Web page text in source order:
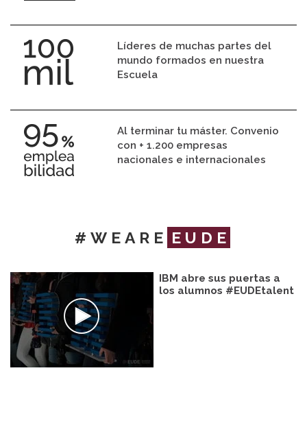
Líderes de muchas partes del
mundo formados en nuestra
Escuela
Al terminar tu máster. Convenio
con + 1.200 empresas
nacionales e internacionales
#WEARE EUDE
IBM abre sus puertas a
los alumnos #EUDEtalent